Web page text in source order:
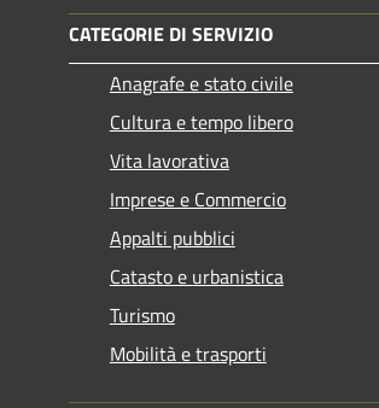
CATEGORIE DI SERVIZIO
Anagrafe e stato civile
Cultura e tempo libero
Vita lavorativa
Imprese e Commercio
Appalti pubblici
Catasto e urbanistica
Turismo
Mobilità e trasporti